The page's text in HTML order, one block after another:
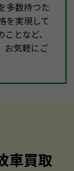
多数持つた
を実現して
となど、
お気軽にご
車買取